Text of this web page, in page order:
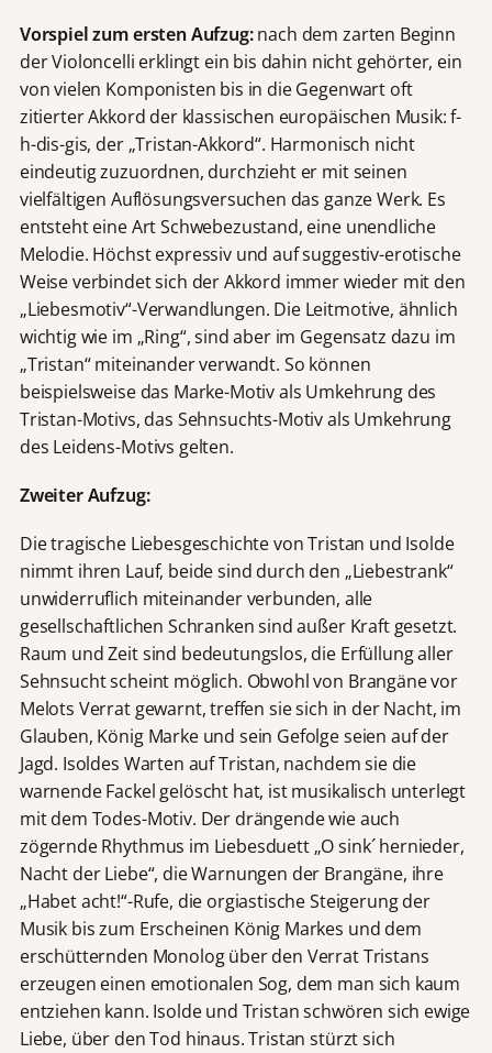
Vorspiel zum ersten Aufzug:nach dem zarten Beginn
der Violoncelli erklingt ein bis dahin nicht gehörter, ein
von vielen Komponisten bis in die Gegenwart oft
zitierter Akkord der klassischen europäischen Musik: f-
h-dis-gis, der „Tristan-Akkord“. Harmonisch nicht
eindeutig zuzuordnen, durchzieht er mit seinen
vielfältigen Auflösungsversuchen das ganze Werk. Es
entsteht eine Art Schwebezustand, eine unendliche
Melodie. Höchst expressiv und auf suggestiv-erotische
Weise verbindet sich der Akkord immer wieder mit den
„Liebesmotiv“-Verwandlungen. Die Leitmotive, ähnlich
wichtig wie im „Ring“, sind aber im Gegensatz dazu im
„Tristan“ miteinander verwandt. So können
beispielsweise das Marke-Motiv als Umkehrung des
Tristan-Motivs, das Sehnsuchts-Motiv als Umkehrung
des Leidens-Motivs gelten.
Zweiter Aufzug:
Die tragische Liebesgeschichte von Tristan und Isolde
nimmt ihren Lauf, beide sind durch den „Liebestrank“
unwiderruflich miteinander verbunden, alle
gesellschaftlichen Schranken sind außer Kraft gesetzt.
Raum und Zeit sind bedeutungslos, die Erfüllung aller
Sehnsucht scheint möglich. Obwohl von Brangäne vor
Melots Verrat gewarnt, treffen sie sich in der Nacht, im
Glauben, König Marke und sein Gefolge seien auf der
Jagd. Isoldes Warten auf Tristan, nachdem sie die
warnende Fackel gelöscht hat, ist musikalisch unterlegt
mit dem Todes-Motiv. Der drängende wie auch
zögernde Rhythmus im Liebesduett „O sink´ hernieder,
Nacht der Liebe“, die Warnungen der Brangäne, ihre
„Habet acht!“-Rufe, die orgiastische Steigerung der
Musik bis zum Erscheinen König Markes und dem
erschütternden Monolog über den Verrat Tristans
erzeugen einen emotionalen Sog, dem man sich kaum
entziehen kann. Isolde und Tristan schwören sich ewige
Liebe, über den Tod hinaus. Tristan stürzt sich